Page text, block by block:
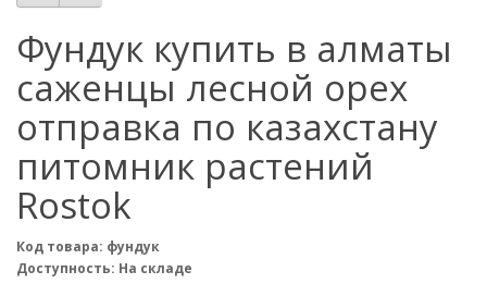
Фундук купить в алматы
саженцы лесной орех
отправка по казахстану
питомник растений
Rostok
Код товара: фундук
Доступность: На складе